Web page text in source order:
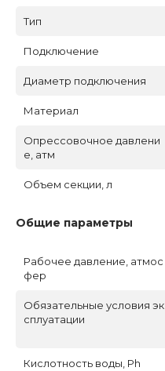
Тип
Подключение
Диаметр подключения
Материал
Опрессовочное давлени
е, атм
Объем секции, л
Общие параметры
Рабочее давление, атмос
фер
Обязательные условия эк
сплуатации
Кислотность воды, Ph